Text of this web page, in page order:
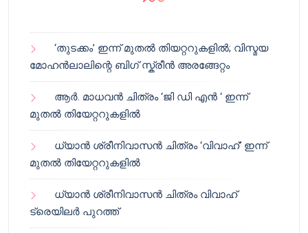
‘തുടക്കം’ ഇന്ന് മുതൽ തിയറ്ററുകളിൽ; വിസ്മയ
മോഹൻലാലിന്റെ ബിഗ് സ്ക്രീൻ അരങ്ങേറ്റം
ആർ. മാധവൻ ചിത്രം ‘ജി ഡി എൻ ‘ ഇന്ന്
മുതൽ തിയേറ്ററുകളിൽ
ധ്യാൻ ശ്രീനിവാസൻ ചിത്രം ‘വിവാഹ്’ ഇന്ന്
മുതൽ തിയേറ്ററുകളിൽ
ധ്യാൻ ശ്രീനിവാസൻ ചിത്രം വിവാഹ്
ട്രെയിലർ പുറത്ത്